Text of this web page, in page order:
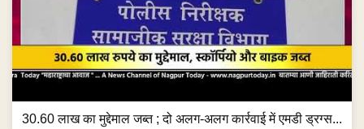
30.60 लाख का मुद्देमाल जब्त ; दो अलग-अलग कार्रवाई में एमडी ड्रग्स...